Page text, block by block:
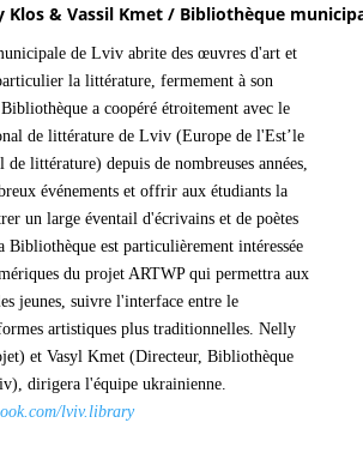
Klos & Vassil Kmet / Bibliothèque
de Lviv abrite des œuvres d'art et
la littérature, fermement à son
a coopéré étroitement avec le
de littérature de Lviv (Europe de l'Est’le
littérature) depuis de nombreuses années,
événements et offrir aux étudiants la
un large éventail d'écrivains et de poètes
Bibliothèque est particulièrement intéressée
du projet ARTWP qui permettra aux
jeunes, suivre l'interface entre le
artistiques plus traditionnelles. Nelly
et Vasyl Kmet (Directeur, Bibliothèque
dirigera l'équipe ukrainienne.
lviv.library